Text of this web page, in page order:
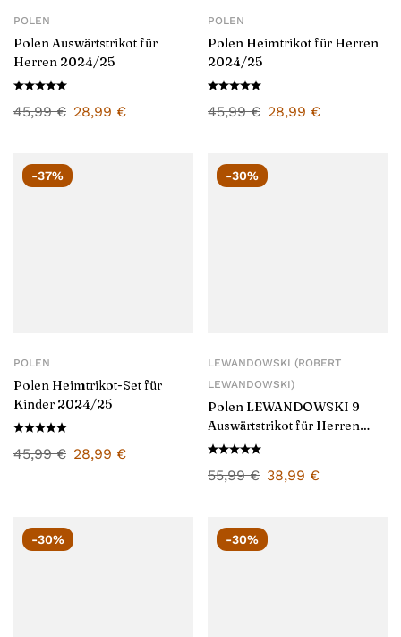
POLEN
Polen Auswärtstrikot für
Herren 2024/25
45,99€ 28,99 €
POLEN
Polen Heimtrikot für Herren
2024/25
45,99€ 28,99 €
-37%
POLEN
Polen Heimtrikot-Set für
Kinder 2024/25
45,99€ 28,99 €
-30%
LEWANDOWSKI (ROBERT
LEWANDOWSKI)
Polen LEWANDOWSKI 9
Auswärtstrikot für Herren
2024/25
55,99€ 38,99 €
-30% -30%